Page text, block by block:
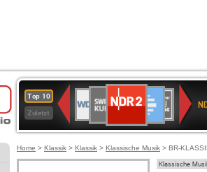
Top 10
Zuletzt
Deutschlandfunk
80er
90er
OLDIE
ANTENNE
SWR3
WDR
4
BR-
KLASSIK
Deutschlandfunk
Kultur
ANTENNE
BAYERN
2
Kultur
2
Home > Klassik > Klassik > Klassische Musik > BR-
Klassische